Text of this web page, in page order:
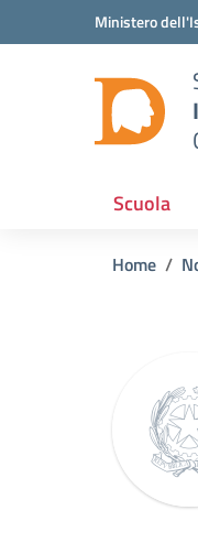
Vai ai contenuti
Vai al menu di navigazione
Ministero
Scuola
Home